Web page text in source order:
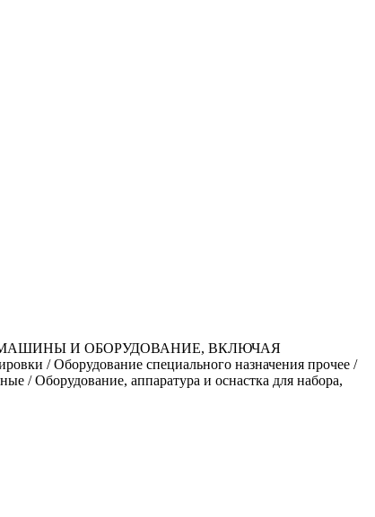
И ОБОРУДОВАНИЕ, ВКЛЮЧАЯ
Оборудование специального назначения прочее /
/ Оборудование, аппаратура и оснастка для набора,